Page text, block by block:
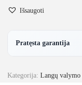
Išsaugoti
Pratęsta garantija
Kategorija: Langų valymo